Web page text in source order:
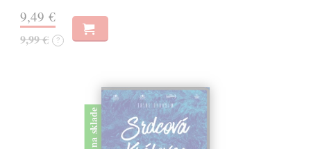
9,49 €
9,99 € ?
na sklade